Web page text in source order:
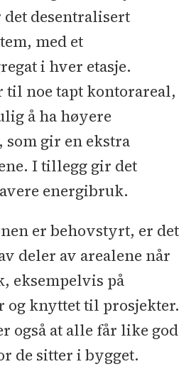
desentralisert
med et
i hver etasje.
til noe tapt kontor­areal,
å ha høyere
gir en ekstra
I tillegg gir det
energibruk.
er behovstyrt, er det
deler av arealene når
eksempelvis på
og knyttet til prosjekter.
også at alle får like god
de sitter i bygget.